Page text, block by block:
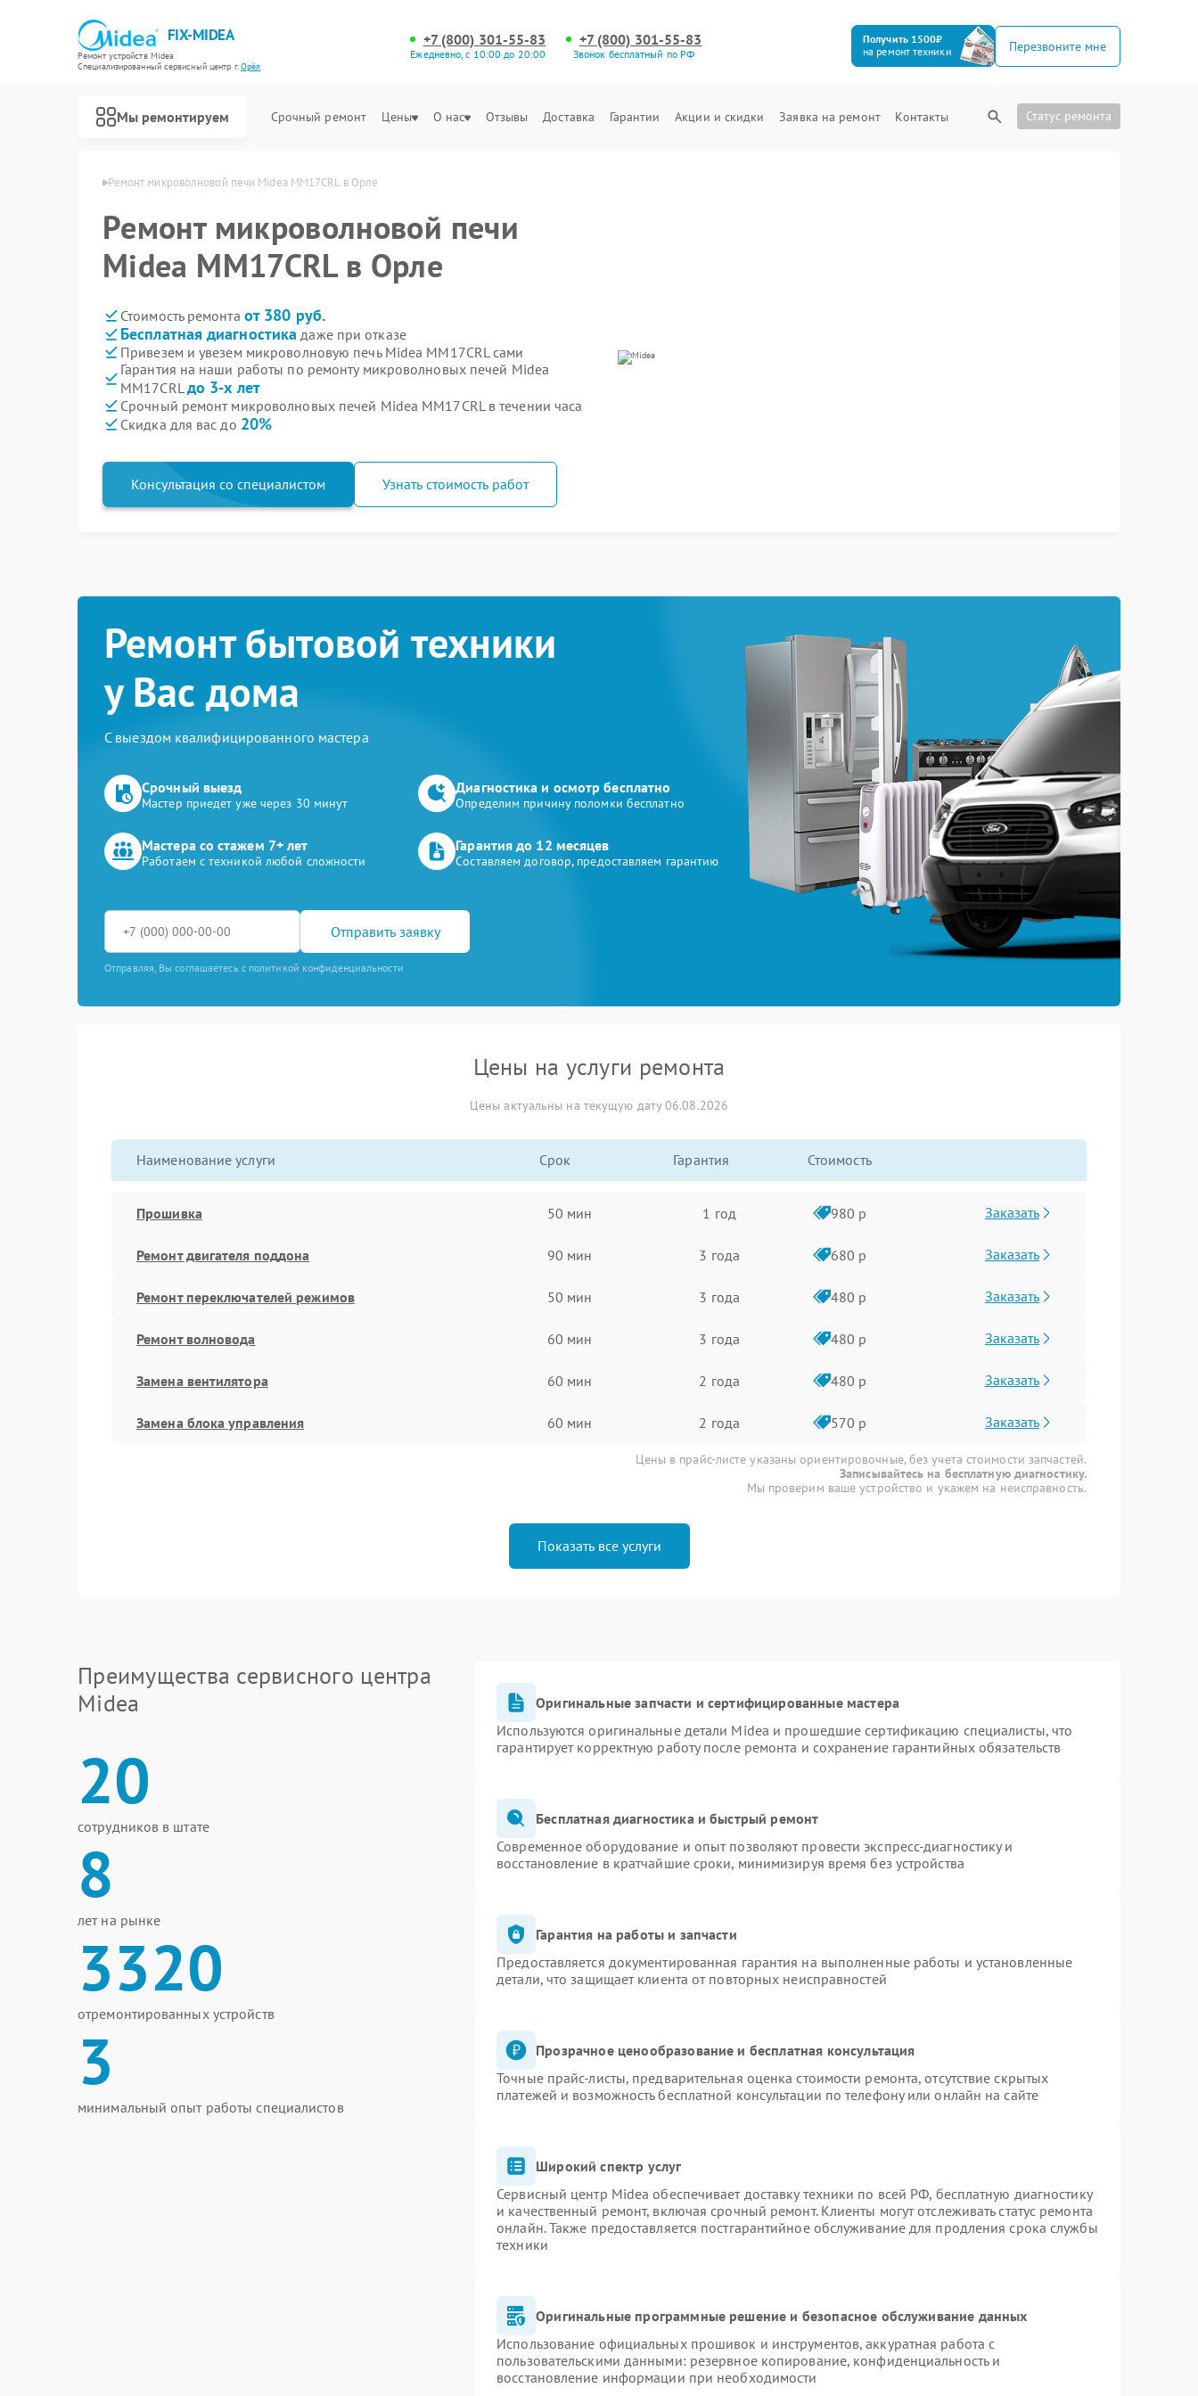
FIX-MIDEA
Ремонт устройств Midea
Специализированный cервисный центр г.Орёл
+7 (800) 301-55-83
Ежедневно, с 10:00 до 20:00
+7 (800) 301-55-83
Звонок бесплатный по РФ
Получить 1500₽
на ремонт техники
Перезвоните мне
Мы ремонтируем Срочный ремонт Цены О нас Отзывы Доставка Гарантии Акции и скидки Заявка на ремонт Контакты Статус ремонта
Ремонт микроволновой печи Midea MM17CRL в Орле
Ремонт микроволновой печи
Midea MM17CRL в Орле
Стоимость ремонта от 380 руб.
Бесплатная диагностика даже при отказе
Привезем и увезем микроволновую печь Midea MM17CRL сами
Гарантия на наши работы по ремонту микроволновых печей Midea
MM17CRLдо 3-х лет
Срочный ремонт микроволновых печей Midea MM17CRL в течении часа
Скидка для вас до 20%
Консультация со специалистом Узнать стоимость работ
Ремонт бытовой техники
у Вас дома
С выездом квалифицированного мастера
Срочный выезд
Мастер приедет уже через 30 минут
Диагностика и осмотр бесплатно
Определим причину поломки бесплатно
Мастера со стажем 7+ лет
Работаем с техникой любой сложности
Гарантия до 12 месяцев
Составляем договор, предоставляем гарантию
Отправить заявку
Отправляя, Вы соглашаетесь с политикой конфиденциальности
Цены на услуги ремонта
Цены актуальны на текущую дату 06.08.2026
Наименование услуги Срок Гарантия Стоимость
Прошивка 50 мин 1 год 980 р Заказать
Ремонт двигателя поддона 90 мин 3 года 680 р Заказать
Ремонт переключателей режимов 50 мин 3 года 480 р Заказать
Ремонт волновода 60 мин 3 года 480 р Заказать
Замена вентилятора 60 мин 2 года 480 р Заказать
Замена блока управления 60 мин 2 года 570 р Заказать
Цены в прайс-листе указаны ориентировочные, без учета стоимости запчастей.
Записывайтесь на бесплатную диагностику.
Мы проверим ваше устройство и укажем на неисправность.
Показать все услуги
Преимущества сервисного центра
Midea
20
сотрудников в штате
8
лет на рынке
3320
отремонтированных устройств
3
минимальный опыт работы специалистов
Оригинальные запчасти и сертифицированные мастера
Используются оригинальные детали Midea и прошедшие сертификацию специалисты, что
гарантирует корректную работу после ремонта и сохранение гарантийных обязательств
Бесплатная диагностика и быстрый ремонт
Современное оборудование и опыт позволяют провести экспресс-диагностику и
восстановление в кратчайшие сроки, минимизируя время без устройства
Гарантия на работы и запчасти
Предоставляется документированная гарантия на выполненные работы и установленные
детали, что защищает клиента от повторных неисправностей
Прозрачное ценообразование и бесплатная консультация
Точные прайс-листы, предварительная оценка стоимости ремонта, отсутствие скрытых
платежей и возможность бесплатной консультации по телефону или онлайн на сайте
Широкий спектр услуг
Сервисный центр Midea обеспечивает доставку техники по всей РФ, бесплатную диагностику
и качественный ремонт, включая срочный ремонт. Клиенты могут отслеживать статус ремонта
онлайн. Также предоставляется постгарантийное обслуживание для продления срока службы
техники
Оригинальные программные решение и безопасное обслуживание данных
Использование официальных прошивок и инструментов, аккуратная работа с
пользовательскими данными: резервное копирование, конфиденциальность и
восстановление информации при необходимости